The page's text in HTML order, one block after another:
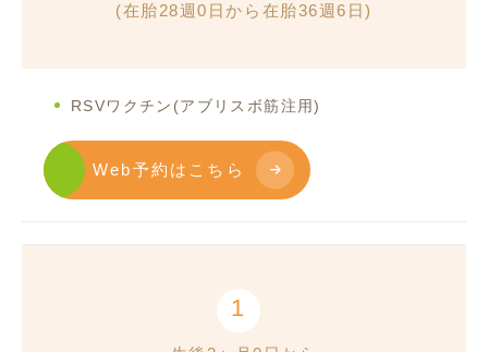
(在胎28週0日から在胎36週6日)
RSVワクチン(アブリスボ筋注用)
Web予約はこちら
1